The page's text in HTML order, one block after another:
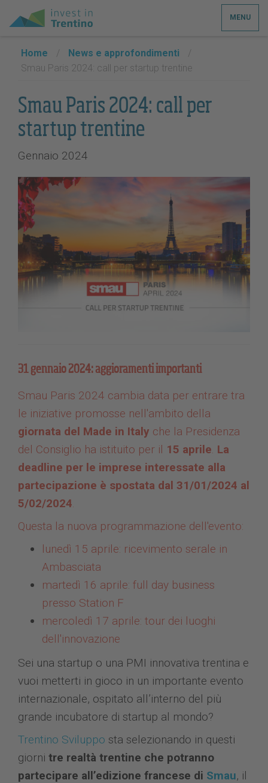
MENU
Home / News e approfondimenti
/
Smau Paris 2024: call per startup trentine
Smau Paris 2024: call per
startup trentine
Gennaio 2024
31 gennaio 2024: aggioramenti importanti
Smau Paris 2024 cambia data per entrare tra
le iniziative promosse nell'ambito della
giornata del Made in Italy che la Presidenza
del Consiglio ha istituito per il 15 aprile. La
deadline per le imprese interessate alla
partecipazione è spostata dal 31/01/2024 al
5/02/2024.
Questa la nuova programmazione dell'evento:
lunedì 15 aprile: ricevimento serale in
Ambasciata
martedì 16 aprile: full day business
presso Station F
mercoledì 17 aprile: tour dei luoghi
dell'innovazione
Sei una startup o una PMI innovativa trentina e
vuoi metterti in gioco in un importante evento
internazionale, ospitato all’interno del più
grande incubatore di startup al mondo?
Trentino Sviluppo sta selezionando in questi
giorni tre realtà trentine che potranno
partecipare all’edizione francese di Smau, il